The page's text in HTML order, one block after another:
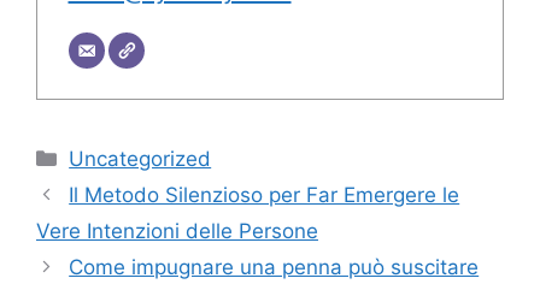
Categorie
Uncategorized
Il Metodo Silenzioso per Far Emergere le
Vere Intenzioni delle Persone
Come impugnare una penna può suscitare